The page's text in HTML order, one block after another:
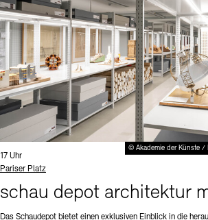
© Akademie der Künste /
Uhrzeit:
17 Uhr
Standort
Pariser Platz
schau depot architektur
Das Schaudepot bietet einen exklusiven Einblick in die